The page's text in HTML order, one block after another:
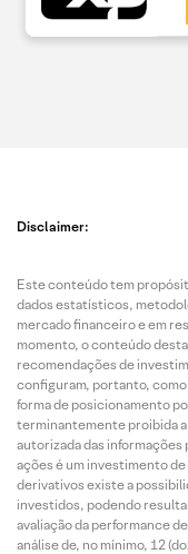
Disclaimer:
Este conteúdo tem
dados estatísticos,
mercado financeiro e em
momento, o conteúdo
recomendações de
configuram, portanto,
forma de posicionamento
terminantemente proibida
autorizada das
ações é um investimento
derivativos existe a
investidos, podendo
avaliação da performance
análise de, no mínimo, 12